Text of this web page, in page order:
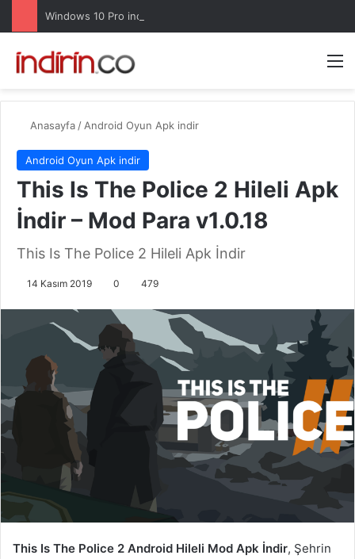
Windows 10 Pro indir – Türkçe – Güncel 2025
Anasayfa / Android Oyun Apk indir
Android Oyun Apk indir
This Is The Police 2 Hileli Apk
İndir – Mod Para v1.0.18
This Is The Police 2 Hileli Apk İndir
14 Kasım 2019 0 479
This Is The Police 2 Android Hileli Mod Apk İndir, Şehrin